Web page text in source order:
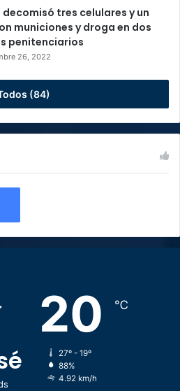
decomisó tres celulares y un
municiones y droga en dos
penitenciarios
26, 2022
(84)
20 ℃
27º - 19º
88%
4.92 km/h